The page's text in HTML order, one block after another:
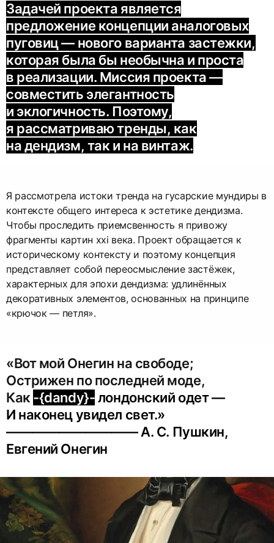
Задачей проекта является
предложение концепции аналоговых
пуговиц — нового варианта застежки,
которая была бы необычна и проста
в реализации. Миссия проекта —
совместить элегантность
и эклогичность. Поэтому,
я рассматриваю тренды, как
на дендизм, так и на винтаж.
Я рассмотрела истоки тренда на гусарские мундиры в
контексте общего интереса к эстетике дендизма.
Чтобы проследить приемсвенность я привожу
фрагменты картин xxi века. Проект обращается к
историческому контексту и поэтому концепция
представляет собой переосмысление застёжек,
характерных для эпохи дендизма: удлинённых
декоративных элементов, основанных на принципе
«крючок — петля».
«Вот мой Онегин на свободе;
Острижен по последней моде,
Как -{dandy}-лондонский одет —
И наконец увидел свет.»
—————————— А. С. Пушкин,
Евгений Онегин